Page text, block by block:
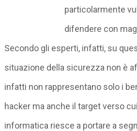
particolarmente
difendere con
Secondo gli esperti, infatti, su
situazione della sicurezza non è
infatti non rappresentano solo i
hacker ma anche il target verso
informatica riesce a portare a